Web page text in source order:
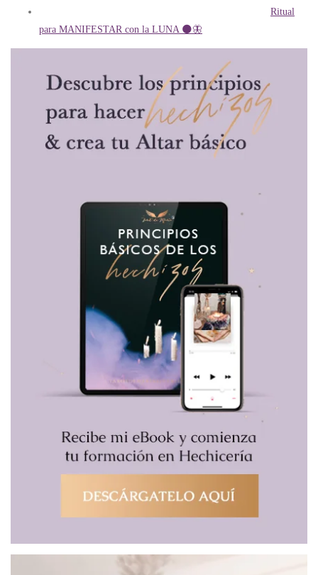
Ritual
para MANIFESTAR con la LUNA 🌑🦋